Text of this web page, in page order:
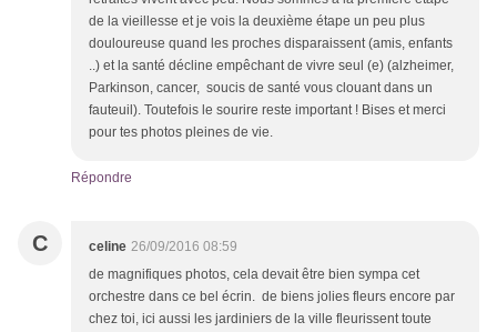
de la vieillesse et je vois la deuxième étape un peu plus
douloureuse quand les proches disparaissent (amis, enfants
..) et la santé décline empêchant de vivre seul (e) (alzheimer,
Parkinson, cancer, soucis de santé vous clouant dans un
fauteuil). Toutefois le sourire reste important ! Bises et merci
pour tes photos pleines de vie.
Répondre
C celine 26/09/2016 08:59
de magnifiques photos, cela devait être bien sympa cet
orchestre dans ce bel écrin. de biens jolies fleurs encore par
chez toi, ici aussi les jardiniers de la ville fleurissent toute